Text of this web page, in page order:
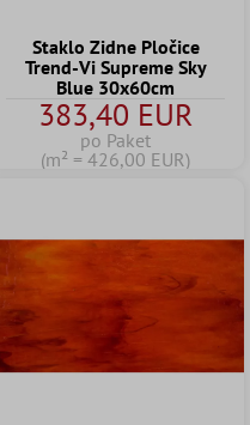
Staklo Zidne Pločice
Trend-Vi Supreme Sky
Blue 30x60cm
383,40 EUR
po Paket
(m² = 426,00 EUR)